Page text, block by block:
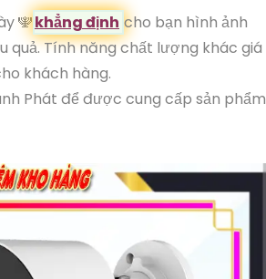
️🕎khẳng định cho bạn hình ảnh
quả. Tính năng chất lượng khác giá
khách hàng.
Phát để được cung cấp sản phẩm